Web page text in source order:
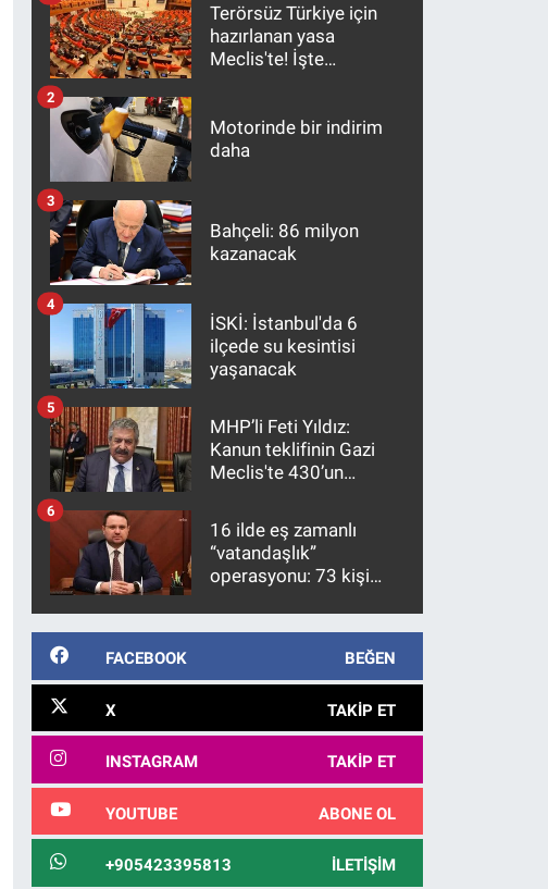
Terörsüz Türkiye için
hazırlanan yasa
Meclis'te! İşte
Motorinde bir indirim
daha
2
Bahçeli: 86 milyon
kazanacak
3
İSKİ: İstanbul'da 6
ilçede su kesintisi
yaşanacak
4
MHP’li Feti Yıldız:
Kanun teklifinin Gazi
Meclis'te 430’un
kanunlaşacağı
görülmektedir
5
16 ilde eş zamanlı
“vatandaşlık”
operasyonu: 73 kişi
6
FACEBOOK BEĞEN
X TAKIP ET
INSTAGRAM TAKIP ET
YOUTUBE ABONE OL
+905423395813 İLETIŞIM